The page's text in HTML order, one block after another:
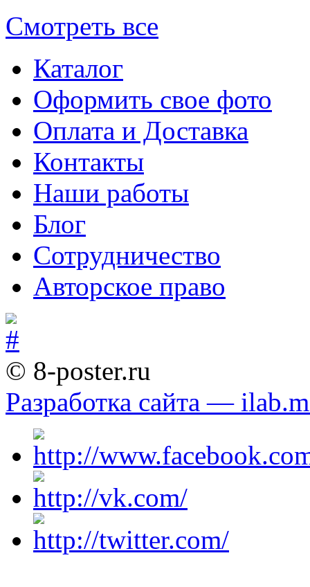
Смотреть все
Каталог
Оформить свое фото
Оплата и Доставка
Контакты
Наши работы
Блог
Сотрудничество
Авторское право
© 8-poster.ru
Разработка сайта —